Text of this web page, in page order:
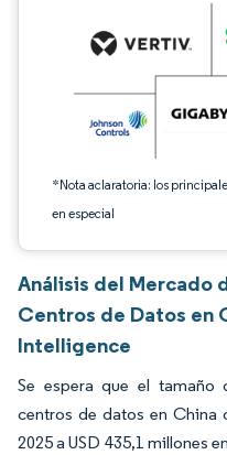
*Nota aclaratoria: los
en especial
Análisis del Mercado
Centros de Datos en
Intelligence
Se espera que el tamaño
centros de datos en China
2025 a USD 435,1 millones